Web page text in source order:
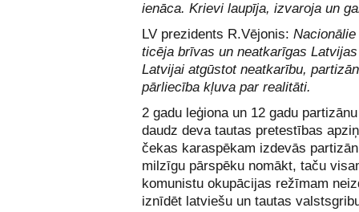
ienāca. ­Krievi lau­pīja, izvaroja un
LV prezidents R.Vējonis:
ticēja brīvas un neatkarīgas
Latvijai atgūstot neatkarību,
pārliecība kļuva par realitāti.
2 gadu leģiona un 12 gadu
daudz deva tautas pretestības
čekas karaspēkam izdevās
milzīgu pārspēku nomākt, taču
komunistu okupācijas režīmam
iznīdēt latviešu un tautas